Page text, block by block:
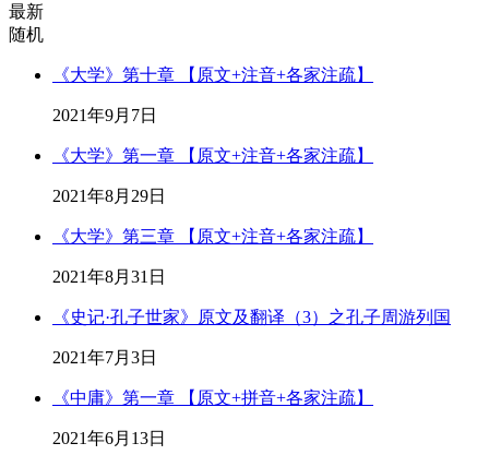
最新
随机
《大学》第十章 【原文+注音+各家注疏】
2021年9月7日
《大学》第一章 【原文+注音+各家注疏】
2021年8月29日
《大学》第三章 【原文+注音+各家注疏】
2021年8月31日
《史记·孔子世家》原文及翻译（3）之孔子周游列国
2021年7月3日
《中庸》第一章 【原文+拼音+各家注疏】
2021年6月13日